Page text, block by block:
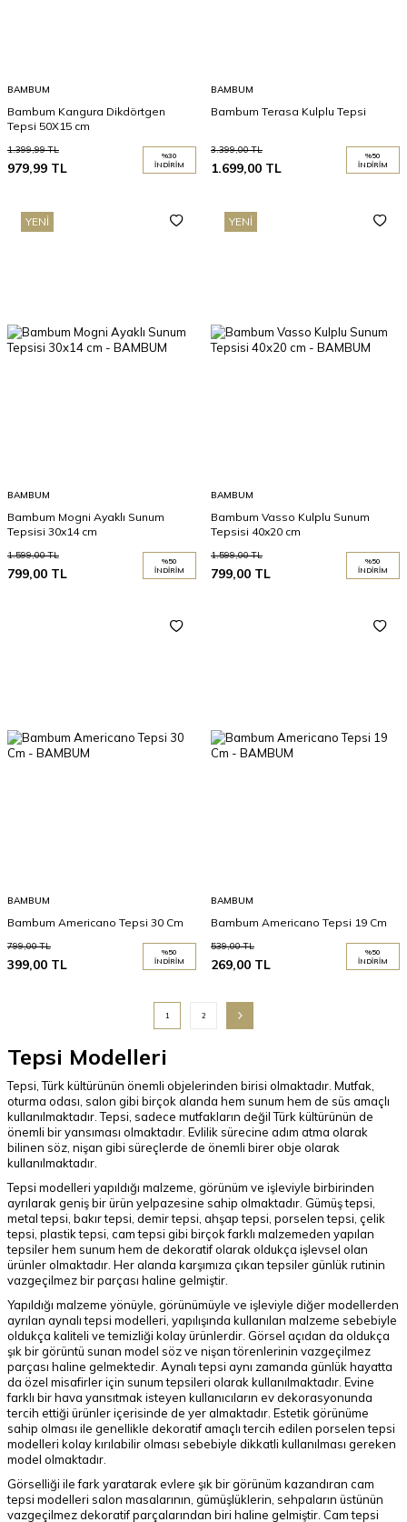
BAMBUM
Bambum Kangura Dikdörtgen
Tepsi 50X15 cm
1.399,99TL
979,99 TL
%30
İNDIRIM
BAMBUM
Bambum Terasa Kulplu Tepsi
3.399,00TL
1.699,00 TL
%50
İNDIRIM
YENI
BAMBUM
Bambum Mogni Ayaklı Sunum
Tepsisi 30x14 cm
1.599,00TL
799,00 TL
%50
İNDIRIM
YENI
BAMBUM
Bambum Vasso Kulplu Sunum
Tepsisi 40x20 cm
1.599,00TL
799,00 TL
%50
İNDIRIM
BAMBUM
Bambum Americano Tepsi 30 Cm
799,00TL
399,00 TL
%50
İNDIRIM
BAMBUM
Bambum Americano Tepsi 19 Cm
539,00TL
269,00 TL
%50
İNDIRIM
1 2
Tepsi Modelleri
Tepsi, Türk kültürünün önemli objelerinden birisi olmaktadır. Mutfak,
oturma odası, salon gibi birçok alanda hem sunum hem de süs amaçlı
kullanılmaktadır. Tepsi, sadece mutfakların değil Türk kültürünün de
önemli bir yansıması olmaktadır. Evlilik sürecine adım atma olarak
bilinen söz, nişan gibi süreçlerde de önemli birer obje olarak
kullanılmaktadır.
Tepsi modelleri yapıldığı malzeme, görünüm ve işleviyle birbirinden
ayrılarak geniş bir ürün yelpazesine sahip olmaktadır. Gümüş tepsi,
metal tepsi, bakır tepsi, demir tepsi, ahşap tepsi, porselen tepsi, çelik
tepsi, plastik tepsi, cam tepsi gibi birçok farklı malzemeden yapılan
tepsiler hem sunum hem de dekoratif olarak oldukça işlevsel olan
ürünler olmaktadır. Her alanda karşımıza çıkan tepsiler günlük rutinin
vazgeçilmez bir parçası haline gelmiştir.
Yapıldığı malzeme yönüyle, görünümüyle ve işleviyle diğer modellerden
ayrılan aynalı tepsi modelleri, yapılışında kullanılan malzeme sebebiyle
oldukça kaliteli ve temizliği kolay ürünlerdir. Görsel açıdan da oldukça
şık bir görüntü sunan model söz ve nişan törenlerinin vazgeçilmez
parçası haline gelmektedir. Aynalı tepsi aynı zamanda günlük hayatta
da özel misafirler için sunum tepsileri olarak kullanılmaktadır. Evine
farklı bir hava yansıtmak isteyen kullanıcıların ev dekorasyonunda
tercih ettiği ürünler içerisinde de yer almaktadır. Estetik görünüme
sahip olması ile genellikle dekoratif amaçlı tercih edilen porselen tepsi
modelleri kolay kırılabilir olması sebebiyle dikkatli kullanılması gereken
model olmaktadır.
Görselliği ile fark yaratarak evlere şık bir görünüm kazandıran cam
tepsi modelleri salon masalarının, gümüşlüklerin, sehpaların üstünün
vazgeçilmez dekoratif parçalarından biri haline gelmiştir. Cam tepsi